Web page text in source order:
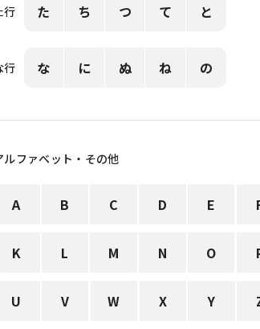
行 た ち つ て と
行 な に ぬ ね の
ルファベット・その他
A B C D E
K L M N O
U V W X Y